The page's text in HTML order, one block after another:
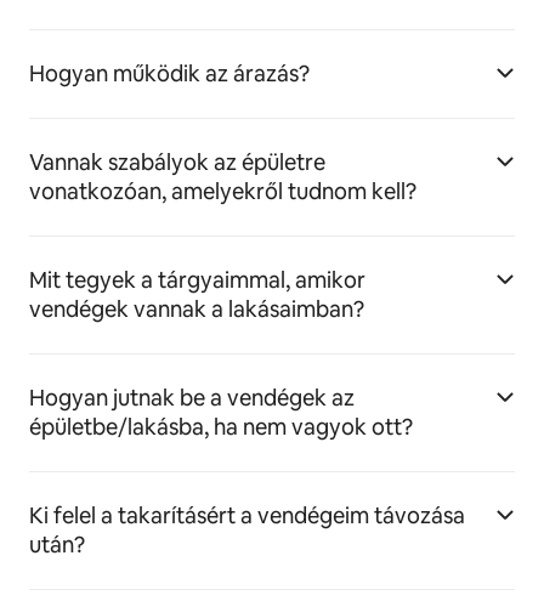
Hogyan működik az árazás?
Vannak szabályok az épületre
vonatkozóan, amelyekről tudnom kell?
Mit tegyek a tárgyaimmal, amikor
vendégek vannak a lakásaimban?
Hogyan jutnak be a vendégek az
épületbe/lakásba, ha nem vagyok ott?
Ki felel a takarításért a vendégeim távozása
után?